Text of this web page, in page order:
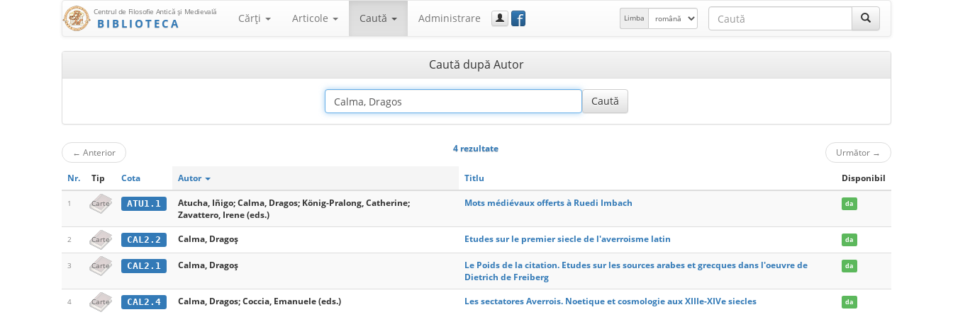
Centrul de Filosofie Antică şi Medievală
BIBLIOTECA Cărţi Articole Caută Administrare f Limba
Caută după Autor
← Anterior 4 rezultate Următor →
Nr. Tip Cota Autor Titlu Disponibil
1 Carte ATU1.1
Atucha, Iñigo; Calma, Dragos; König-Pralong, Catherine;
Zavattero, Irene (eds.)
Mots médiévaux offerts à Ruedi Imbach da
2 Carte CAL2.2 Calma, Dragoş Etudes sur le premier siecle de l'averroisme latin da
3 Carte CAL2.1 Calma, Dragoş
Le Poids de la citation. Etudes sur les sources arabes et grecques dans l'oeuvre de
Dietrich de Freiberg
da
4 Carte CAL2.4 Calma, Dragos; Coccia, Emanuele (eds.) Les sectatores Averrois. Noetique et cosmologie aux XIIIe-XIVe siecles da